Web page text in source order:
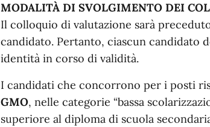
MODALITÀ DI SVOLGIMENTO DEI
Il colloquio di valutazione sarà
candidato. Pertanto, ciascun candidato
identità in corso di validità.
I candidati che concorrono per i posti
GMO, nelle categorie “bassa
superiore al diploma di scuola